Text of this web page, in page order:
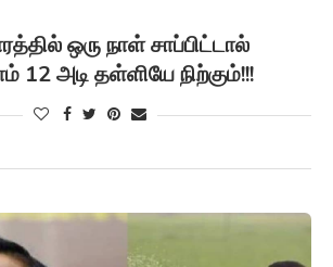
ஒரு நாள் சாப்பிட்டால்
அடி தள்ளியே நிற்கும்!!!